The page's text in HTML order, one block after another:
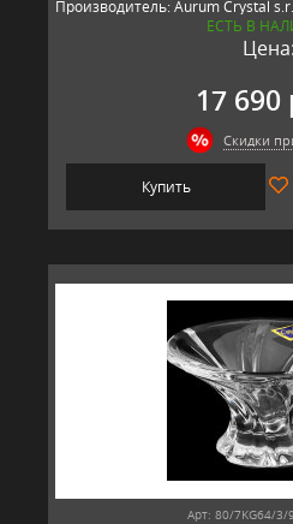
Производитель: Aurum Crystal
ЕСТЬ В
Цена:
17 690
Скидки
Купить
Арт: 80/7KG64/3/